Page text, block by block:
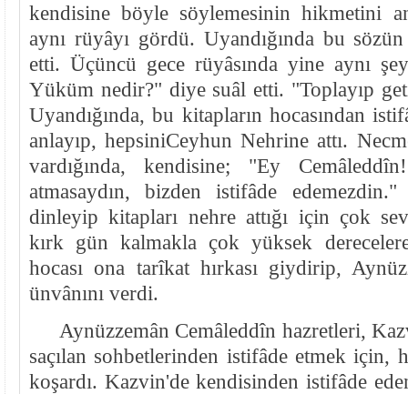
kendisine böyle söylemesinin hikmetini
aynı rüyâyı gördü. Uyandığında bu
etti. Üçüncü gece rüyâsında yine aynı
Yüküm nedir?" diye suâl etti. "Toplayıp
Uyandığında, bu kitapların hocasından
anlayıp, hepsiniCeyhun Nehrine attı.
vardığında, kendisine; "Ey
atmasaydın, bizden istifâde
dinleyip kitapları nehre attığı için çok
kırk gün kalmakla çok yüksek
hocası ona tarîkat hırkası giydirip,
ünvânını verdi.
Aynüzzemân Cemâleddîn hazretleri,
saçılan sohbetlerinden istifâde etmek için,
koşardı. Kazvin'de kendisinden istifâde